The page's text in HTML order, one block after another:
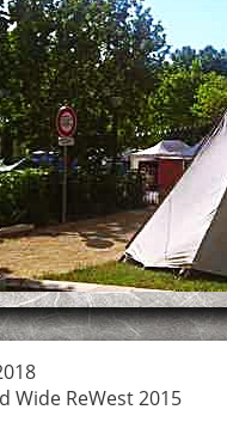
Wide ReWest 2015